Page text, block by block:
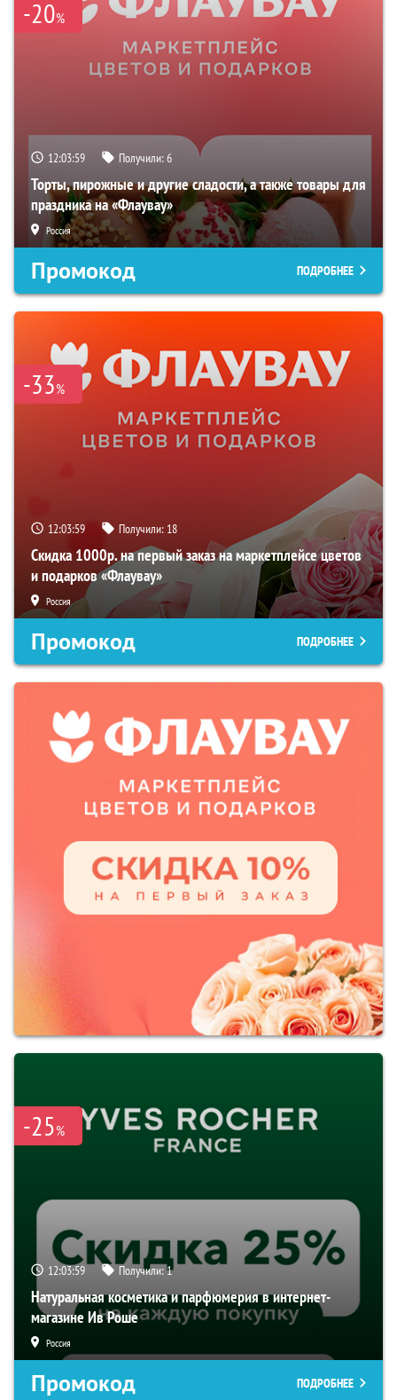
-20%
12:03:58 Получили:6
Торты, пирожные и другие сладости, а также товары для
праздника на «Флаувау»
Россия
Промокод ПОДРОБНЕЕ
-33%
12:03:58 Получили: 18
Скидка 1000р. на первый заказ на маркетплейсе цветов
и подарков «Флаувау»
Россия
Промокод ПОДРОБНЕЕ
-25%
12:03:58 Получили:1
Натуральная косметика и парфюмерия в интернет-
магазине Ив Роше
Россия
Промокод ПОДРОБНЕЕ